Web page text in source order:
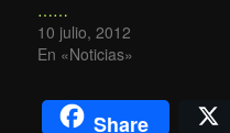
……
10 julio, 2012
En «Noticias»
Share